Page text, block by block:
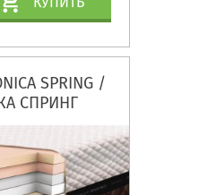
SPRING /
СПРИНГ